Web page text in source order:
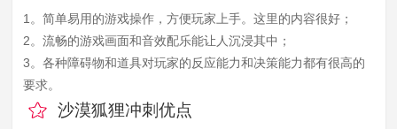
1。简单易用的游戏操作，方便玩家上手。这里的内容很好；
2。流畅的游戏画面和音效配乐能让人沉浸其中；
3。各种障碍物和道具对玩家的反应能力和决策能力都有很高的
要求。
沙漠狐狸冲刺优点